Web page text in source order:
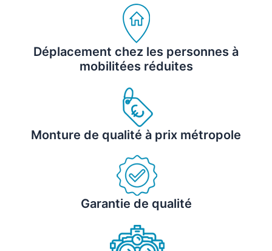
Déplacement chez les personnes à
mobilitées réduites
Monture de qualité à prix métropole
Garantie de qualité